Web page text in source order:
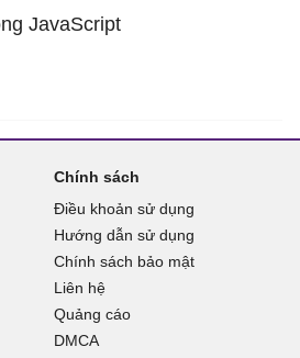
JavaScript
Chính sách
Điều khoản sử dụng
Hướng dẫn sử dụng
Chính sách bảo mật
Liên hệ
Quảng cáo
DMCA